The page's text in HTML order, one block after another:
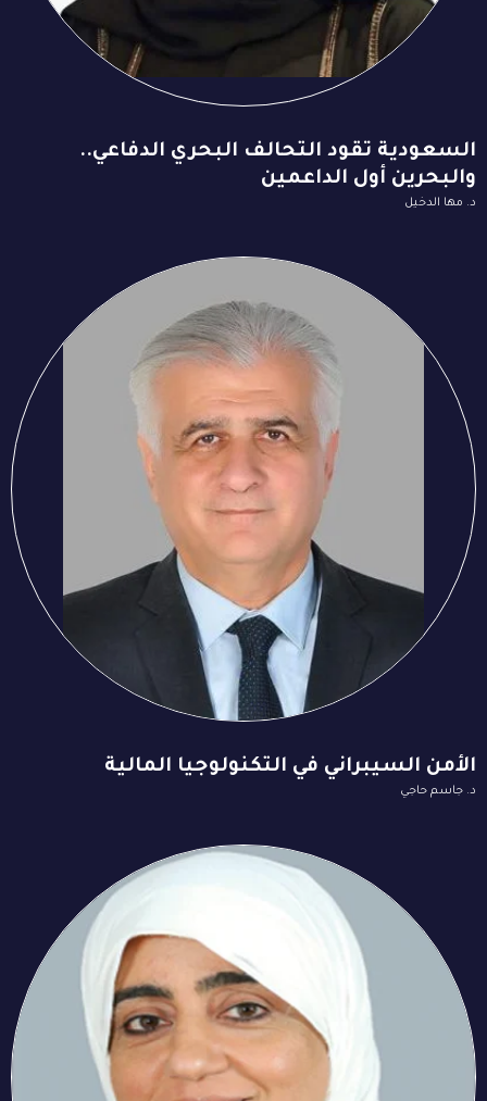
السعودية تقود التحالف البحري الدفاعي..
والبحرين أول الداعمين
د. مها الدخيل
الأمن السيبراني في التكنولوجيا المالية
د. جاسم حاجي